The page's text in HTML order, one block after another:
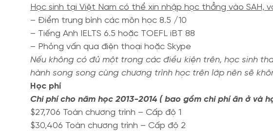
Học sinh tại Việt Nam có thể xin nhập học thẳng vào SAH,
– Điểm trung bình các môn học 8.5 /10
– Tiếng Anh IELTS 6.5 hoặc TOEFL iBT 88
– Phỏng vấn qua điện thoại hoặc Skype
Nếu không có đủ một trong các điều kiện trên, học sinh
hành song song cùng chương trình học trên lớp nên sẽ
Học phí
Chi phí cho năm học 2013-2014 ( bao gồm chi phí ăn ở và
$27,706 Toàn chương trình – Cấp độ 1
$30,406 Toàn chương trình – Cấp độ 2